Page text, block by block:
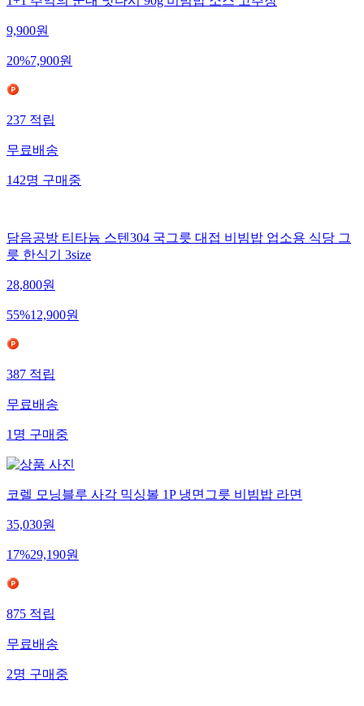
1+1 추억의 군대 맛다시 90g 비빔밥 소스 고추장
9,900원
20%7,900원
237적립
무료배송
142명구매중
담음공방 티타늄 스텐304 국그릇 대접 비빔밥 업소용 식당 그
릇 한식기 3size
28,800원
55%12,900원
387적립
무료배송
1명구매중
코렐 모닝블루 사각 믹싱볼 1P 냉면그릇 비빔밥 라면
35,030원
17%29,190원
875적립
무료배송
2명구매중